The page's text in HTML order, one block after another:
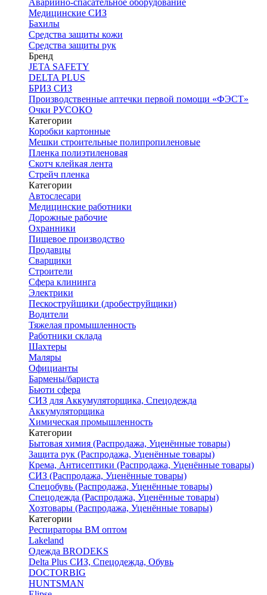
Аварийно-спасательное оборудование
Медицинские СИЗ
Бахилы
Средства защиты кожи
Средства защиты рук
Бренд
JETA SAFETY
DELTA PLUS
БРИЗ СИЗ
Производственные аптечки первой помощи «ФЭСТ»
Очки РУСОКО
Категории
Коробки картонные
Мешки строительные полипропиленовые
Пленка полиэтиленовая
Скотч клейкая лента
Стрейч пленка
Категории
Автослесари
Медицинские работники
Дорожные рабочие
Охранники
Пищевое производство
Продавцы
Сварщики
Строители
Сфера клининга
Электрики
Пескоструйщики (дробеструйщики)
Водители
Тяжелая промышленность
Работники склада
Шахтеры
Маляры
Официанты
Бармены/бариста
Бьюти сфера
СИЗ для Аккумуляторщика, Спецодежда
Аккумуляторщика
Химическая промышленность
Категории
Бытовая химия (Распродажа, Уценённые товары)
Защита рук (Распродажа, Уценённые товары)
Крема, Антисептики (Распродажа, Уценённые товары)
СИЗ (Распродажа, Уценённые товары)
Спецобувь (Распродажа, Уценённые товары)
Спецодежда (Распродажа, Уценённые товары)
Хозтовары (Распродажа, Уценённые товары)
Категории
Респираторы ВМ оптом
Lakeland
Одежда BRODEKS
Delta Plus СИЗ, Спецодежда, Обувь
DOCTORBIG
HUNTSMAN